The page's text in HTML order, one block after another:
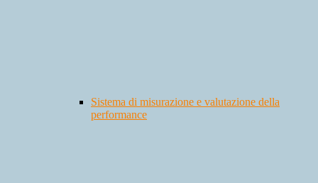
Sistema di misurazione e valutazione della
performance